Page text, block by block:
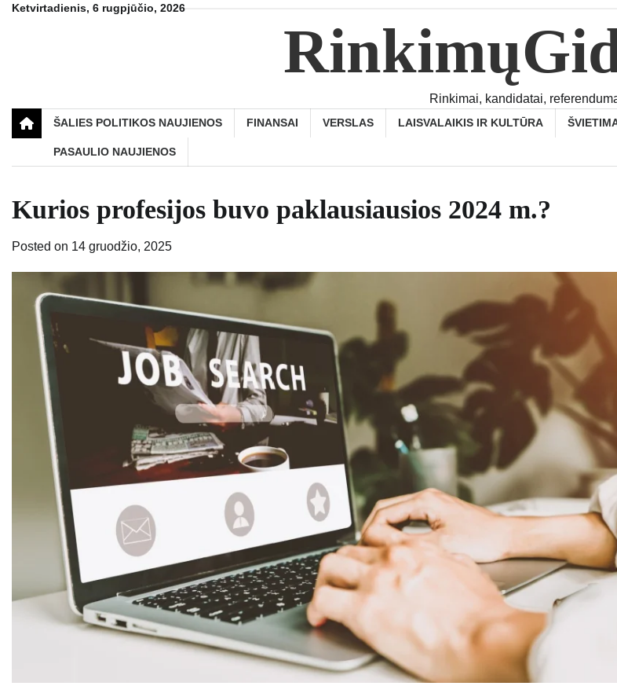
SkipKetvirtadienis, 6 rugpjūčio, 2026
Rinkimai, kandidatai,
ŠALIES POLITIKOS NAUJIENOS FINANSAI VERSLAS LAISVALAIKIS IR KULTŪRA
PASAULIO NAUJIENOS
Kurios profesijos buvo paklausiausios 2024 m.?
Posted on 14 gruodžio, 2025